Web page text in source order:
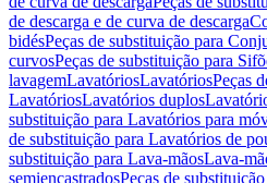
de descarga e de curva de descarga
bidésPeças de substituição para
curvosPeças de substituição para
lavagemLavatóriosLavatóriosPeças
LavatóriosLavatórios duplos
substituição para Lavatórios para
de substituição para Lavatórios de
substituição para Lava-mãosLava-
semiencastradosPeças de